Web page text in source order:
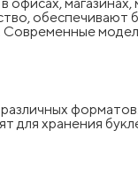
магазинах,
обеспечивают
для хранения